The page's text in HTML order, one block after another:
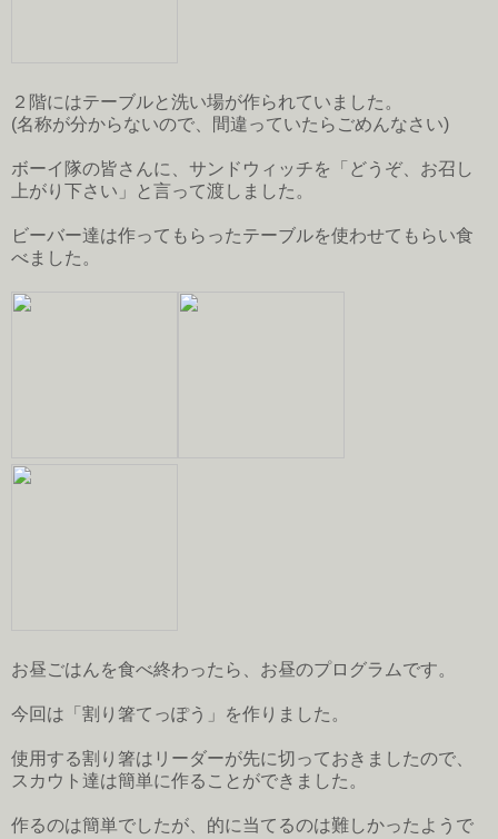
２階にはテーブルと洗い場が作られていました。
(名称が分からないので、間違っていたらごめんなさい)
ボーイ隊の皆さんに、サンドウィッチを「どうぞ、お召し
上がり下さい」と言って渡しました。
ビーバー達は作ってもらったテーブルを使わせてもらい食
べました。
お昼ごはんを食べ終わったら、お昼のプログラムです。
今回は「割り箸てっぽう」を作りました。
使用する割り箸はリーダーが先に切っておきましたので、
スカウト達は簡単に作ることができました。
作るのは簡単でしたが、的に当てるのは難しかったようで